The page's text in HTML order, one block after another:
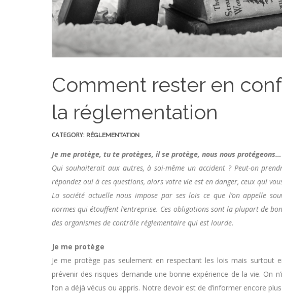
Comment rester en
la réglementation
CATEGORY: RÉGLEMENTATION
Je me protège, tu te protèges, il se protège, nous nous protégeons…
Qui souhaiterait aux autres, à soi-même un accident ? Peut-on
répondez oui à ces questions, alors votre vie est en danger, ceux qui
La société actuelle nous impose par ses lois ce que l’on appelle
normes qui étouffent l’entreprise. Ces obligations sont la plupart de
des organismes de contrôle réglementaire qui est lourde.
Je me protège
Je me protège pas seulement en respectant les lois mais surtout
prévenir des risques demande une bonne expérience de la vie. On
l’on a déjà vécus ou appris. Notre devoir est de d’informer encore